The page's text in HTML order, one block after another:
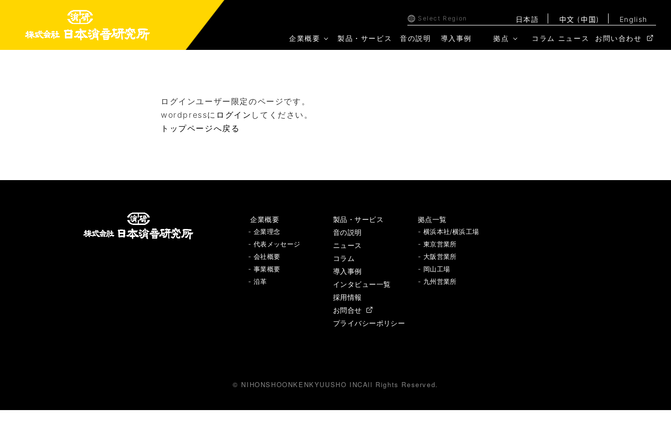
Select Region 日本語 中文 (中国) English
企業概要 製品・サービス 音の説明 導入事例 拠点 コラム ニュース お問い合わせ
ログインユーザー限定のページです。
wordpressに ログイン してください。
トップページへ戻る
企業概要
- 企業理念
- 代表メッセージ
- 会社概要
- 事業概要
- 沿革
製品・サービス
音の説明
ニュース
コラム
導入事例
インタビュー一覧
採用情報
お問合せ
プライバシーポリシー
拠点一覧
- 横浜本社/横浜工場
- 東京営業所
- 大阪営業所
- 岡山工場
- 九州営業所
© NIHONSHOONKENKYUUSHO INCAll Rights Reserved.